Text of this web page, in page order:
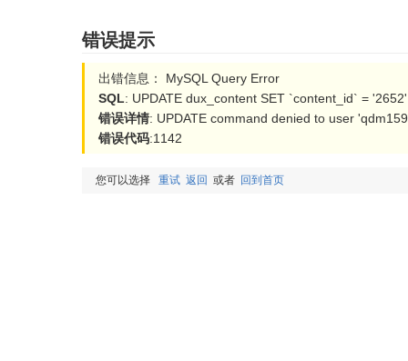
错误提示
出错信息： MySQL Query Error
SQL: UPDATE dux_content SET `content_id` =
错误详情: UPDATE command denied to user
错误代码:1142
您可以选择 重试 返回 或者 回到首页